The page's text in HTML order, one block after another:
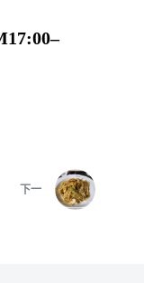
下一